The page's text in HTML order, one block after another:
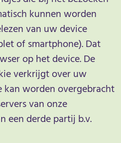
kunnen worden
van uw device
of smartphone). Dat
op het device. De
verkrijgt over uw
worden overgebracht
van onze
een derde partij b.v.